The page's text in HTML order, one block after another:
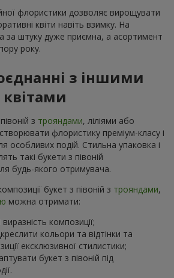
флористики дозволяє вирощувати
квіти навіть взимку. На
за штуку дуже приємна, а асортимент
року.
з іншими
квітами
з трояндами, ліліями або
флористику преміум-класу і
особливих подій. Стильна упаковка і
такі букети з півоній
будь-якого отримувача.
букет з півоній з трояндами,
можна отримати:
композиції;
кольори та відтінки та
ексклюзивної стилистики;
букет з півоній під